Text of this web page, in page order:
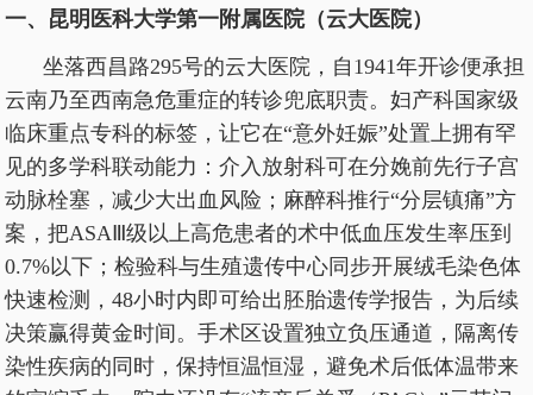
一、昆明医科大学第一附属医院（云大医院）
坐落西昌路295号的云大医院，自1941年开诊便承担
云南乃至西南急危重症的转诊兜底职责。妇产科国家级
临床重点专科的标签，让它在“意外妊娠”处置上拥有罕
见的多学科联动能力：介入放射科可在分娩前先行子宫
动脉栓塞，减少大出血风险；麻醉科推行“分层镇痛”方
案，把ASAⅢ级以上高危患者的术中低血压发生率压到
0.7%以下；检验科与生殖遗传中心同步开展绒毛染色体
快速检测，48小时内即可给出胚胎遗传学报告，为后续
决策赢得黄金时间。手术区设置独立负压通道，隔离传
染性疾病的同时，保持恒温恒湿，避免术后低体温带来